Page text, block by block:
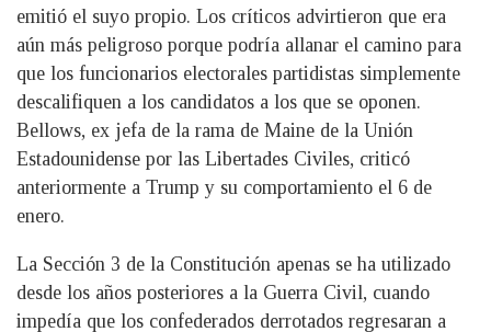
emitió el suyo propio. Los críticos advirtieron que era
aún más peligroso porque podría allanar el camino para
que los funcionarios electorales partidistas simplemente
descalifiquen a los candidatos a los que se oponen.
Bellows, ex jefa de la rama de Maine de la Unión
Estadounidense por las Libertades Civiles, criticó
anteriormente a Trump y su comportamiento el 6 de
enero.
La Sección 3 de la Constitución apenas se ha utilizado
desde los años posteriores a la Guerra Civil, cuando
impedía que los confederados derrotados regresaran a